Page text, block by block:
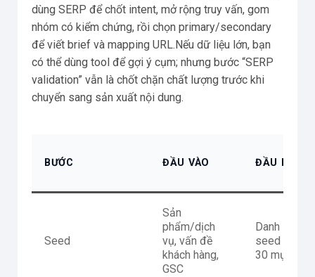
dùng SERP để chốt intent, mở rộng truy vấn, gom
nhóm có kiểm chứng, rồi chọn primary/secondary
để viết brief và mapping URL.Nếu dữ liệu lớn, bạn
có thể dùng tool để gợi ý cụm; nhưng bước “SERP
validation” vẫn là chốt chặn chất lượng trước khi
chuyển sang sản xuất nội dung.
BƯỚC ĐẦU VÀO ĐẦU RA
Seed
Sản
phẩm/dịch
vụ, vấn đề
khách hàng,
GSC
Danh sách
seed 10–
30 mục